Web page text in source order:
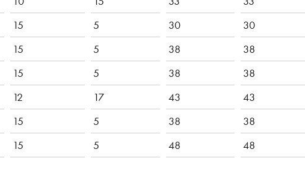
15 5 30 30
15 5 38 38
15 5 38 38
12 17 43 43
15 5 38 38
15 5 48 48